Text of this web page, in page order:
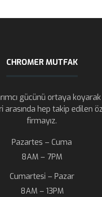
CHROMER MUTFAK
gücünü ortaya
arasında hep takip edilen
firmayız.
Pazartes – Cuma
8AM – 7PM
Cumartesi – Pazar
8AM – 13PM